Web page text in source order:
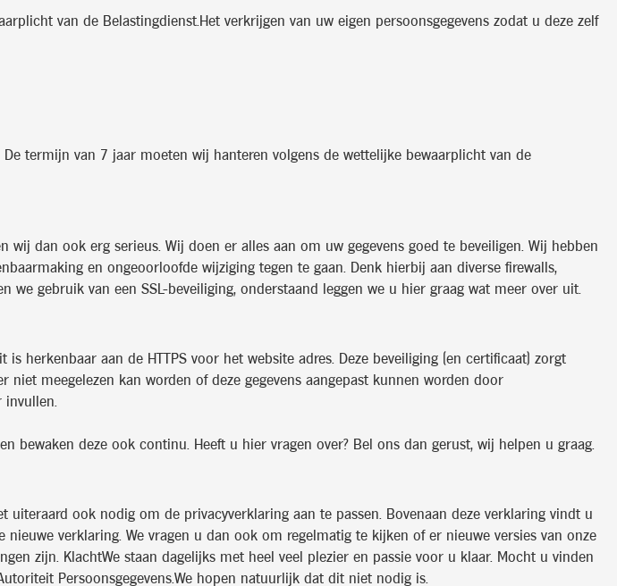
van de Belastingdienst.Het verkrijgen van uw eigen persoonsgegevens zodat u deze zelf
termijn van 7 jaar moeten wij hanteren volgens de wettelijke bewaarplicht van de
dan ook erg serieus. Wij doen er alles aan om uw gegevens goed te beveiligen. Wij hebben
en ongeoorloofde wijziging tegen te gaan. Denk hierbij aan diverse firewalls,
we gebruik van een SSL-beveiliging, onderstaand leggen we u hier graag wat meer over uit.
herkenbaar aan de HTTPS voor het website adres. Deze beveiliging (en certificaat) zorgt
meegelezen kan worden of deze gegevens aangepast kunnen worden door
invullen.
deze ook continu. Heeft u hier vragen over? Bel ons dan gerust, wij helpen u graag.
ook nodig om de privacyverklaring aan te passen. Bovenaan deze verklaring vindt u
verklaring. We vragen u dan ook om regelmatig te kijken of er nieuwe versies van onze
zijn. KlachtWe staan dagelijks met heel veel plezier en passie voor u klaar. Mocht u vinden
Persoonsgegevens.We hopen natuurlijk dat dit niet nodig is.